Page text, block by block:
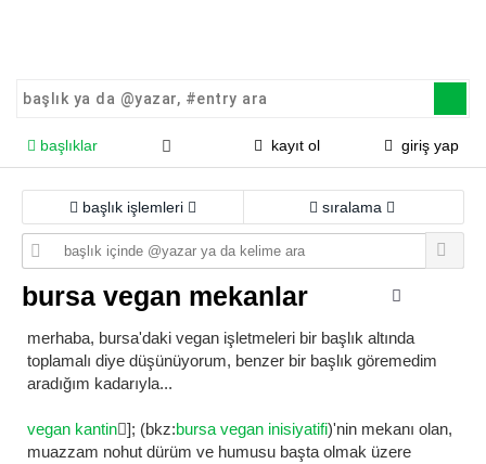
başlıklar kayıt ol giriş yap
başlık işlemleri sıralama
bursa vegan mekanlar
merhaba, bursa'daki vegan işletmeleri bir başlık altında
toplamalı diye düşünüyorum, benzer bir başlık göremedim
aradığım kadarıyla...
vegan kantin ]; (bkz:bursa vegan inisiyatifi)'nin mekanı olan,
muazzam nohut dürüm ve humusu başta olmak üzere